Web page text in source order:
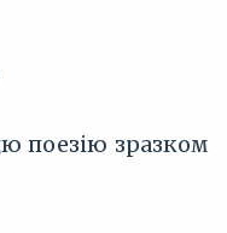
поезію зразком